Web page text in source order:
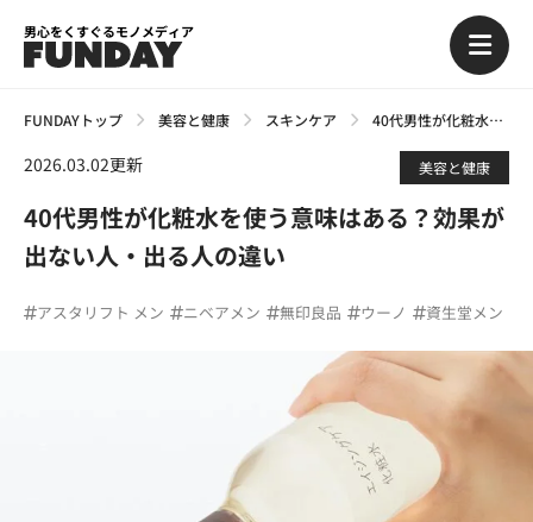
男心をくすぐるモノメディア
FUNDAYトップ 美容と健康 スキンケア 40代男性が化粧水を使う意味はある？効果が出ない人・出る人の違い
2026.03.02更新 美容と健康
40代男性が化粧水を使う意味はある？効果が
出ない人・出る人の違い
アスタリフト メン ニベアメン 無印良品 ウーノ 資生堂メン